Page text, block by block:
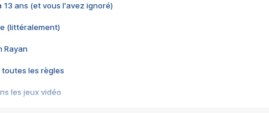
13 ans (et vous l'avez ignoré)
(littéralement)
Rayan
toutes les règles
les jeux vidéo